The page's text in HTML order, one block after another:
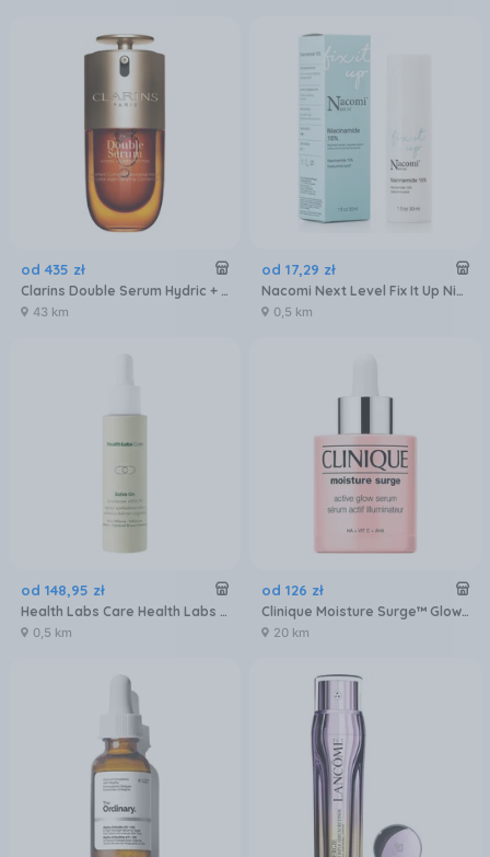
od 435 zł
Clarins Double Serum Hydric + Lipidic System Serum do twarzy 30 Ml
43 km
od 17,29 zł
Nacomi Next Level Fix It Up Niacinamide 15% Serum Do Twarzy Z Niacynamidem 15% 30 ml
0,5 km
od 148,95 zł
Health Labs Care Health Labs Solve On Serum Regulujące Z Laktoferyną 30 ml
0,5 km
od 126 zł
Clinique Moisture Surge™ Glow Serum serum regenerujące i rozjaśniające 30ml
20 km